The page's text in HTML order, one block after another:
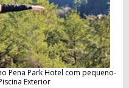
Pena Park Hotel com pequeno-
Exterior